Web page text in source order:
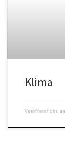
Klima
Veröffentlicht